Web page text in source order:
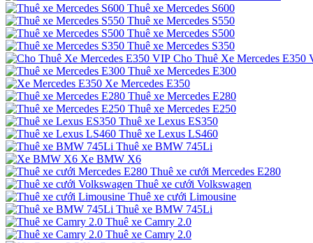
Thuê xe Mercedes S600
Thuê xe Mercedes S550
Thuê xe Mercedes S500
Thuê xe Mercedes S350
Cho Thuê Xe Mercedes E350
Thuê xe Mercedes E300
Xe Mercedes E350
Thuê xe Mercedes E280
Thuê xe Mercedes E250
Thuê xe Lexus ES350
Thuê xe Lexus LS460
Thuê xe BMW 745Li
Xe BMW X6
Thuê xe cưới Mercedes E280
Thuê xe cưới Volkswagen
Thuê xe cưới Limousine
Thuê xe BMW 745Li
Thuê xe Camry 2.0
Thuê xe Camry 2.0